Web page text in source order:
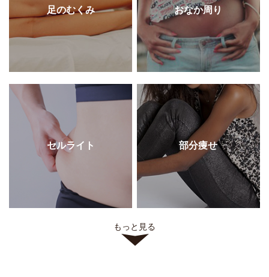
足のむくみ おなか周り
セルライト 部分痩せ
もっと見る